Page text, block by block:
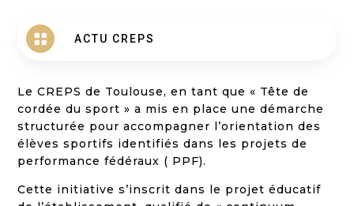
 ACTU CREPS
Le CREPS de Toulouse, en tant que « Tête de
cordée du sport » a mis en place une démarche
structurée pour accompagner l’orientation des
élèves sportifs identifiés dans les projets de
performance fédéraux ( PPF).
Cette initiative s’inscrit dans le projet éducatif